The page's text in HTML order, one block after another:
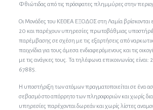
Φθιώτιδας από τις πρόσφατες πλημμύρες στην
Οι Μονάδες του ΚΕΘΕΑ ΕΞΟΔΟΣ στη Λαμία βρίσκονται
20 και παρέχουν υπηρεσίες πρωτοβάθμιας
παρέμβασης σε σχέση με τις εξαρτήσεις από
παιχνίδια για τους άμεσα ενδιαφερόμενους και τις
με τις ανάγκες τους. Τα τηλέφωνα επικοινωνίας
67885.
Η υποστήριξη των ατόμων πραγματοποιείται σε ένα
σεβασμό στο απόρρητο των πληροφοριών και χωρίς
υπηρεσίες παρέχονται δωρεάν και χωρίς λίστες